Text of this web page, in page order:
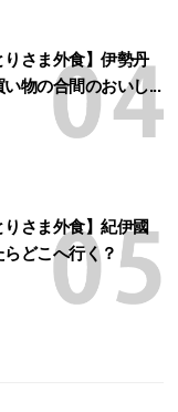
りさま外食】伊勢丹
物の合間のおいし...
りさま外食】紀伊國
らどこへ行く？